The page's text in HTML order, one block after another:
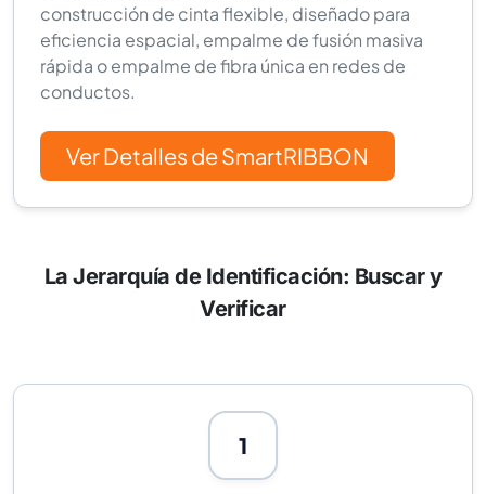
construcción de cinta flexible, diseñado para
eficiencia espacial, empalme de fusión masiva
rápida o empalme de fibra única en redes de
conductos.
Ver Detalles de SmartRIBBON
La Jerarquía de Identificación: Buscar y
Verificar
1